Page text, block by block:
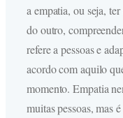
a empatia, ou seja,
do outro,
refere a pessoas e
acordo com aquilo
momento. Empatia
muitas pessoas, mas